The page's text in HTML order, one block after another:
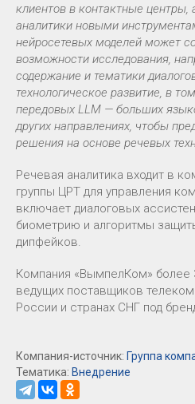
клиентов в контактные центры,
аналитики новыми
нейросетевых моделей может
возможности исследования,
содержание и тематики
технологическое развитие, в
передовых LLM — больших
других направлениях, чтобы
решения на основе речевых
Речевая аналитика входит в
группы ЦРТ для управления
включает диалоговых
биометрию и алгоритмы
дипфейков.
Компания «ВымпелКом» более
ведущих поставщиков
России и странах СНГ под
Компания-источник: Группа
Тематика: Внедрение